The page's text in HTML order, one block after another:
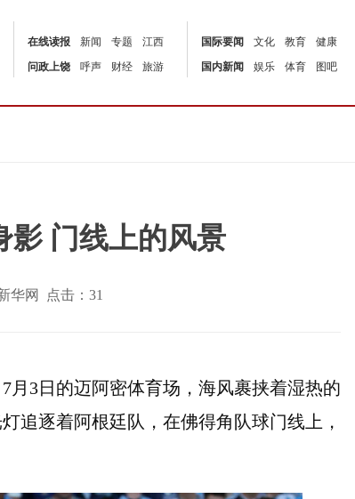
在线读报 新闻 专题
江西
问政上饶
呼声 财经 旅游
国际要闻 文化 教育
健康
国内新闻
娱乐 体育 图吧
影 门线上的风景
华网 点击： 31
月3日的迈阿密体育场，海风裹挟着湿热的
追逐着阿根廷队，在佛得角队球门线上，